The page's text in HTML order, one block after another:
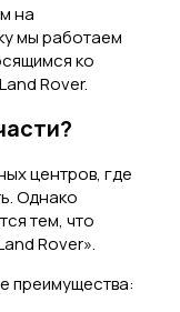
на
мы работаем
ко
Rover.
центров, где
Однако
тем, что
Rover».
преимущества: